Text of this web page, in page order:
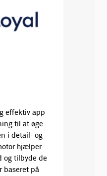
effektiv app
til at øge
i detail- og
hjælper
og tilbyde de
baseret på